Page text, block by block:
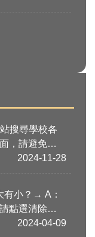
搜尋學校各
，請避免點
2024-11-28
小？→ A：
點選清除
2024-04-09